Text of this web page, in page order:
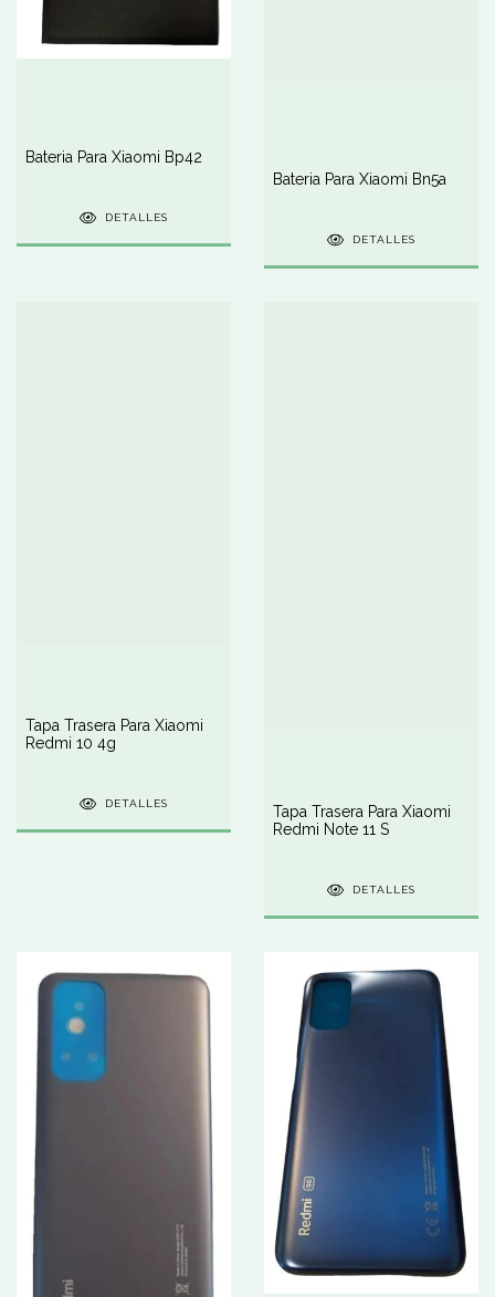
Bateria Para Xiaomi Bp42
DETALLES
Bateria Para Xiaomi Bn5a
DETALLES
Tapa Trasera Para Xiaomi
Redmi 10 4g
DETALLES
Tapa Trasera Para Xiaomi
Redmi Note 11 S
DETALLES